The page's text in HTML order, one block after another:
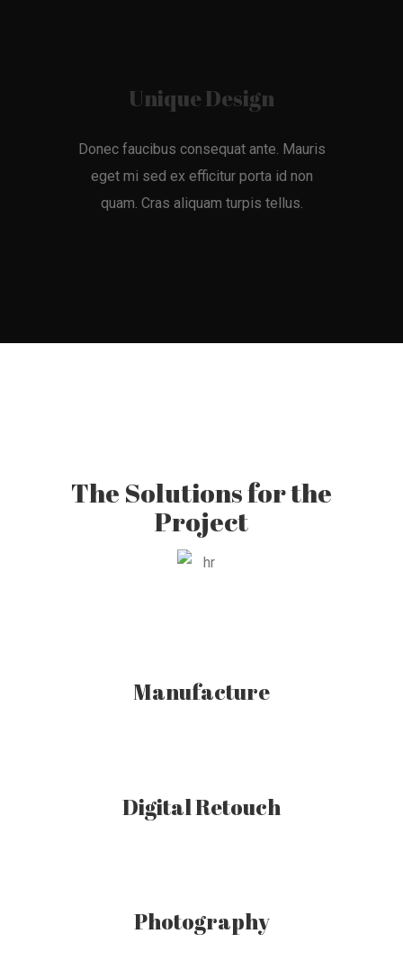
Unique Design
Donec faucibus consequat ante. Mauris
eget mi sed ex efficitur porta id non
quam. Cras aliquam turpis tellus.
The Solutions for the
Project
Manufacture
Digital Retouch
Photography